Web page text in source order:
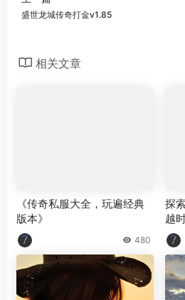
盛世龙城传奇打金v1.85
相关文章
《传奇私服大全，玩遍经典
版本》
480
探
越